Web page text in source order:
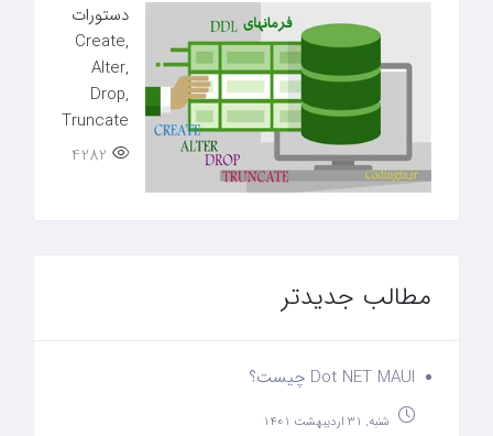
دستورات
Create,
Alter,
Drop,
Truncate
4282
مطالب جدیدتر
Dot NET MAUI چیست؟
شنبه, 31 اردیبهشت 1401